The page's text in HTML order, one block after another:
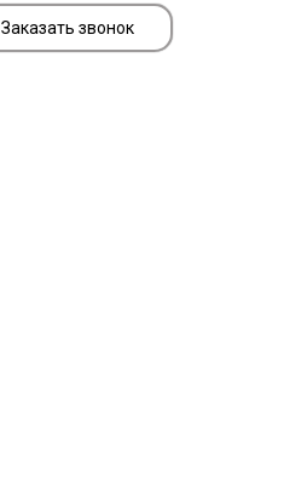
Заказать звонок